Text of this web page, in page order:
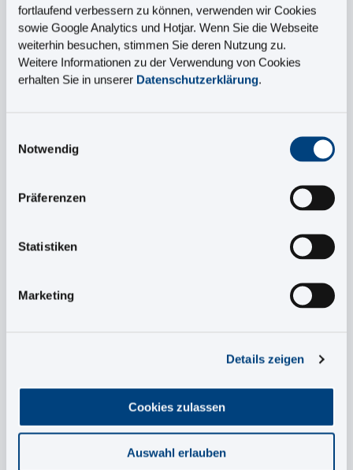
fortlaufend verbessern zu können, verwenden wir Cookies
sowie Google Analytics und Hotjar. Wenn Sie die Webseite
weiterhin besuchen, stimmen Sie deren Nutzung zu.
Weitere Informationen zu der Verwendung von Cookies
erhalten Sie in unserer Datenschutzerklärung.
Notwendig
Präferenzen
Statistiken
Marketing
Details zeigen
Cookies zulassen
Auswahl erlauben
Salutation*
Company
Position*